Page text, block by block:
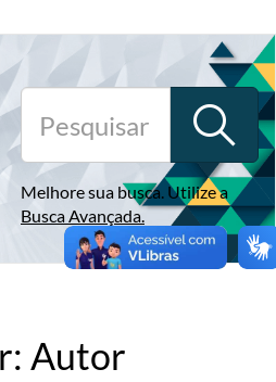
Melhore sua busca. Utilize a
Busca Avançada.
Autor